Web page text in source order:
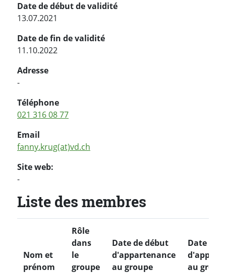
Date de début de validité
13.07.2021
Date de fin de validité
11.10.2022
Adresse
-
Téléphone
021 316 08 77
Email
fanny.krug(at)vd.ch
Site web:
-
Liste des membres
Nom et
prénom
Rôle
dans
le
groupe
Date de début
d'appartenance
au groupe
Date de
au